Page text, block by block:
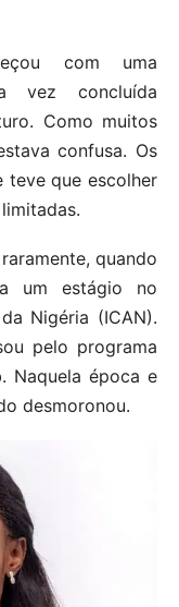
com uma
vez concluída
Como muitos
confusa. Os
teve que escolher
quando
um estágio no
Nigéria (ICAN).
pelo programa
Naquela época e
desmoronou.